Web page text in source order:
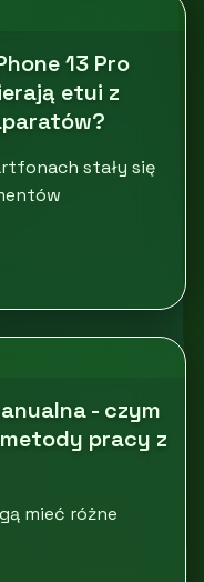
13 Pro
etui z
stały się
- czym
pracy z
mieć różne